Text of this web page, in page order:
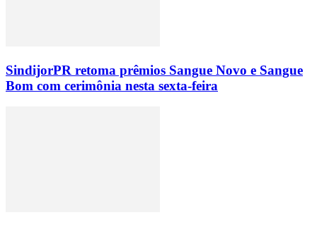
SindijorPR retoma prêmios Sangue Novo e Sangue
Bom com cerimônia nesta sexta-feira